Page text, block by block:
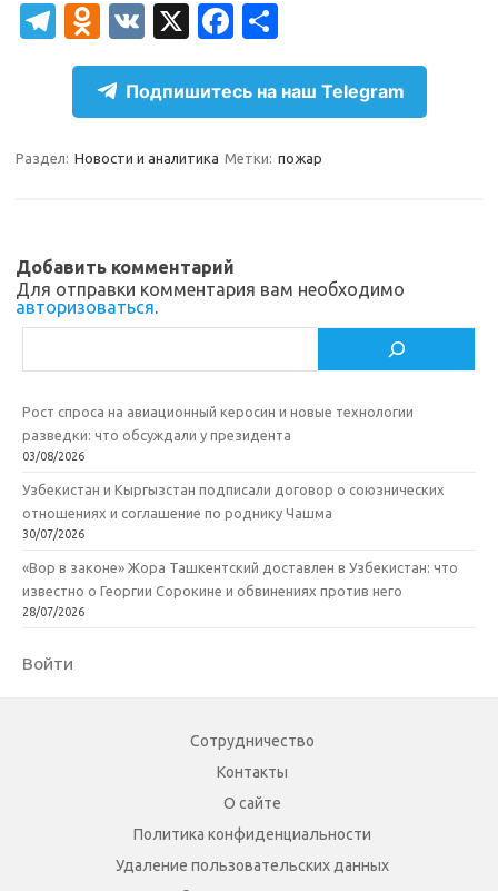
T
el
gr
a
O
d
n
o
kl
ik
i
V
K
X
Fa
c
e
b
o
т
п
р
а
ь
Подпишитесь на наш Telegram
Раздел: Новости и аналитика Метки: пожар
Добавить комментарий
Для отправки комментария вам необходимо
авторизоваться.
Рост спроса на авиационный керосин и новые технологии
разведки: что обсуждали у президента
03/08/2026
Узбекистан и Кыргызстан подписали договор о союзнических
отношениях и соглашение по роднику Чашма
30/07/2026
«Вор в законе» Жора Ташкентский доставлен в Узбекистан: что
известно о Георгии Сорокине и обвинениях против него
28/07/2026
Войти
Сотрудничество
Контакты
О сайте
Политика конфиденциальности
Удаление пользовательских данных